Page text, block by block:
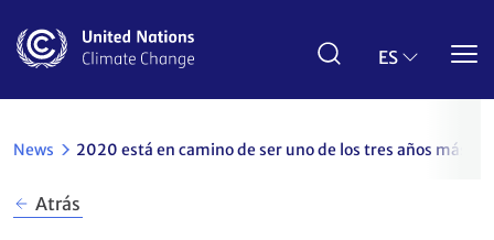
contenido
ES
News 2020 está en camino de ser uno de los tres años más
Atrás